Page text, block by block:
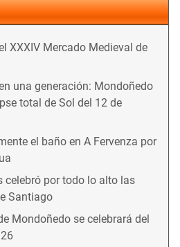
XXXIV Mercado Medieval de
una generación: Mondoñedo
total de Sol del 12 de
el baño en A Fervenza por
celebró por todo lo alto las
Santiago
Mondoñedo se celebrará del